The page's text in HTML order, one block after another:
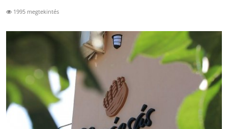
1995 megtekintés